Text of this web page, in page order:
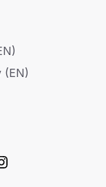
(EN)